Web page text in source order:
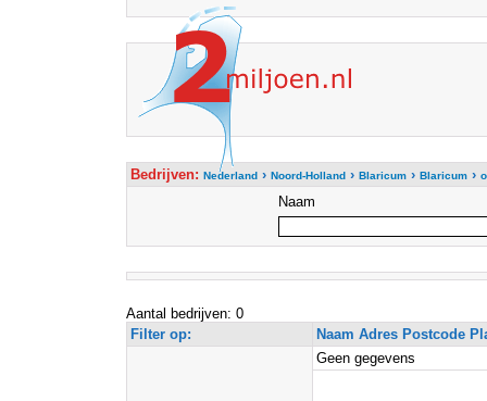
Bedrijven: Nederland› Noord-Holland› Blaricum› Blaricum›
Naam
Aantal bedrijven: 0
Filter op:
Naam Adres Postcode
Geen gegevens